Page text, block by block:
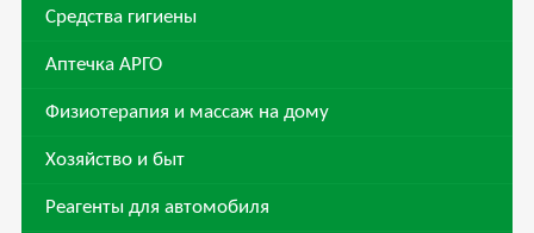
Средства гигиены
Аптечка АРГО
Физиотерапия и массаж на дому
Хозяйство и быт
Реагенты для автомобиля